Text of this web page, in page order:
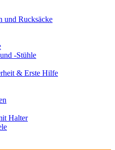
und Rucksäcke
-Stühle
& Erste Hilfe
Halter